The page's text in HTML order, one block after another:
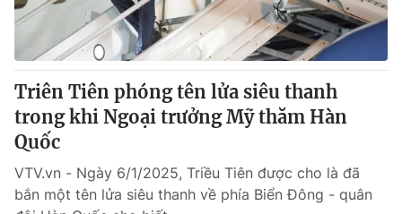
Thế giới đó đây
Câu chuyện quốc tế
Tài chính
Thị trường
Góc doanh nghiệp
Dữ liệu và đời sống
Truyền hình
Phim VTV
Hậu trường
Nhân vật
Giải trí
Điện ảnh
Đời sống
Triên Tiên phóng tên lửa siêu thanh
trong khi Ngoại trưởng Mỹ thăm Hàn
Quốc
VTV.vn - Ngày 6/1/2025, Triều Tiên được cho là đã
bắn một tên lửa siêu thanh về phía Biển Đông - quân